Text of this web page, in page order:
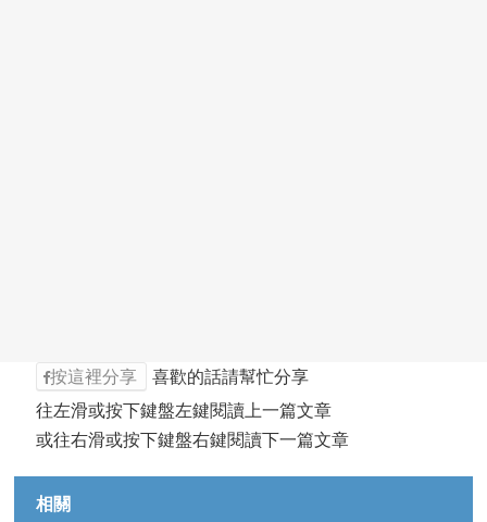
按這裡分享
喜歡的話請幫忙分享
往左滑或按下鍵盤左鍵閱讀上一篇文章
或往右滑或按下鍵盤右鍵閱讀下一篇文章
相關